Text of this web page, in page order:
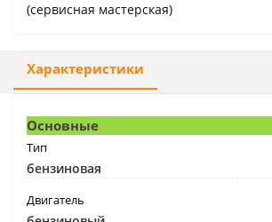
(cервисная мастерская)
Характеристики
Основные
Тип
бензиновая
Двигатель